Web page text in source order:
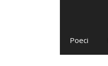
Poeci